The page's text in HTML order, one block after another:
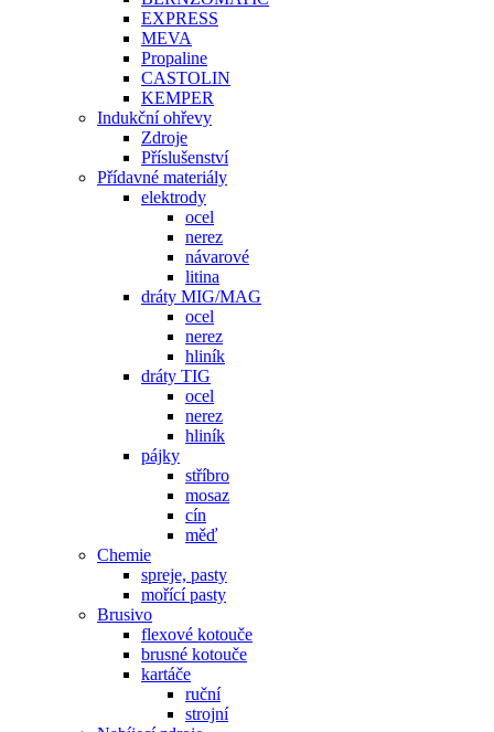
EXPRESS
MEVA
Propaline
CASTOLIN
KEMPER
Indukční ohřevy
Zdroje
Příslušenství
Přídavné materiály
elektrody
ocel
nerez
návarové
litina
dráty MIG/MAG
ocel
nerez
hliník
dráty TIG
ocel
nerez
hliník
pájky
stříbro
mosaz
cín
měď
Chemie
spreje, pasty
mořící pasty
Brusivo
flexové kotouče
brusné kotouče
kartáče
ruční
strojní